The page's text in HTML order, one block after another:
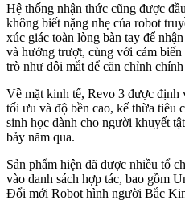
Hệ thống nhận thức cũng được
không biết nặng nhẹ của robot
xúc giác toàn lòng bàn tay để
và hướng trượt, cùng với cảm
trò như đôi mắt để căn chỉnh
Về mặt kinh tế, Revo 3 được định
tối ưu và độ bền cao, kế thừa tiêu
sinh học dành cho người khuyết
bảy năm qua.
Sản phẩm hiện đã được nhiều tổ
vào danh sách hợp tác, bao gồm
Đổi mới Robot hình người Bắc